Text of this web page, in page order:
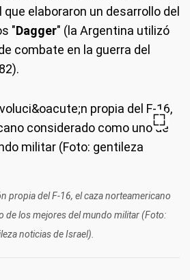
elaboraron un desarrollo del
"Dagger" (la Argentina utilizó
combate en la guerra del
propia del F-16, el caza norteamericano
de los mejores del mundo militar (Foto:
noticias de Israel).